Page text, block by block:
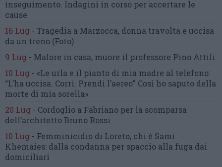
inseguimento. Indagini in corso per accertare le
cause
16 Lug - Tragedia a Marzocca, donna travolta e uccisa
da un treno (Foto)
9 Lug - Malore in casa, muore il professore Pino Attili
10 Lug - «Le urla e il pianto di mia madre al telefono:
“L’ha uccisa. Corri. Prendi l’aereo” Così ho saputo della
morte di mia sorella»
20 Lug - Cordoglio a Fabriano per la scomparsa
dell’architetto Bruno Rossi
10 Lug - Femminicidio di Loreto, chi è Sami
Khemaies: dalla condanna per spaccio alla fuga dai
domiciliari